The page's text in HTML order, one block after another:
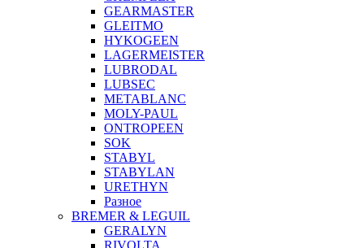
GEARMASTER
GLEITMO
HYKOGEEN
LAGERMEISTER
LUBRODAL
LUBSEC
METABLANC
MOLY-PAUL
ONTROPEEN
SOK
STABYL
STABYLAN
URETHYN
Разное
BREMER & LEGUIL
GERALYN
RIVOLTA